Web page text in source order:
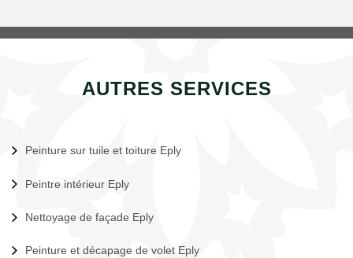
AUTRES SERVICES
Peinture sur tuile et toiture Eply
Peintre intérieur Eply
Nettoyage de façade Eply
Peinture et décapage de volet Eply